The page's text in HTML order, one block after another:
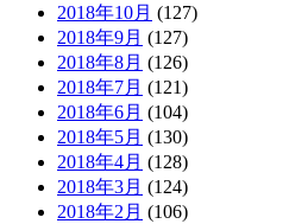
2018年10月 (127)
2018年9月 (127)
2018年8月 (126)
2018年7月 (121)
2018年6月 (104)
2018年5月 (130)
2018年4月 (128)
2018年3月 (124)
2018年2月 (106)